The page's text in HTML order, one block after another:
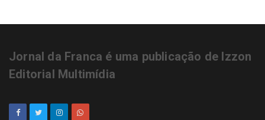
Jornal da Franca é uma publicação de Izzon
Editorial Multimídia